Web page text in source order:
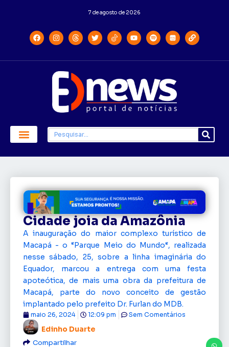
7 de agosto de 2026
Cidade joia da Amazônia
A inauguração do maior complexo turístico de
Macapá - o “Parque Meio do Mundo“, realizada
nesse sábado, 25, sobre a linha imaginária do
Equador, marcou a entrega com uma festa
apoteótica, de mais uma obra da prefeitura de
Macapá, parte do novo conceito de gestão
implantado pelo prefeito Dr. Furlan do MDB.
Edinho Duarte
maio 26, 2024 12:09 pm Sem Comentários
Compartilhar